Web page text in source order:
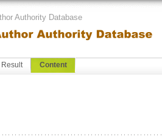
Authority Database
Result Content